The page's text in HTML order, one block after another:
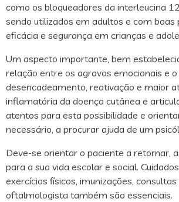
como os bloqueadores da interleucina
sendo utilizados em adultos e com boas
eficácia e segurança em crianças e
Um aspecto importante, bem
relação entre os agravos emocionais e o
desencadeamento, reativação e maior
inflamatória da doença cutânea e
atentos para esta possibilidade e
necessário, a procurar ajuda de um
Deve-se orientar o paciente a retornar,
para a sua vida escolar e social.
exercícios físicos, imunizações,
oftalmologista também são essenciais.